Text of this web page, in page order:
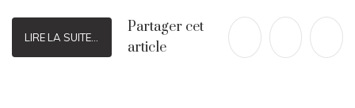
LIRE LA SUITE...
Partager cet
article